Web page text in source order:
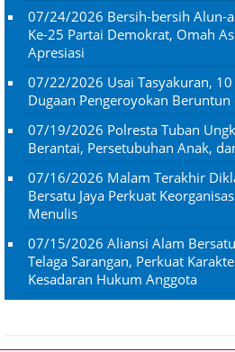
07/24/2026 Bersih-bersih Alun-
Ke-25 Partai Demokrat, Omah
Apresiasi
07/22/2026 Usai Tasyakuran,
Dugaan Pengeroyokan Beruntun
07/19/2026 Polresta Tuban
Berantai, Persetubuhan Anak,
07/16/2026 Malam Terakhir
Bersatu Jaya Perkuat
Menulis
07/15/2026 Aliansi Alam
Telaga Sarangan, Perkuat
Kesadaran Hukum Anggota